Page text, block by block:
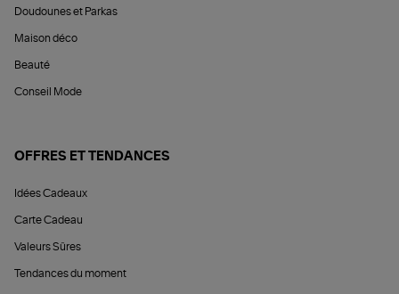
Doudounes et Parkas
Maison déco
Beauté
Conseil Mode
OFFRES ET TENDANCES
Idées Cadeaux
Carte Cadeau
Valeurs Sûres
Tendances du moment